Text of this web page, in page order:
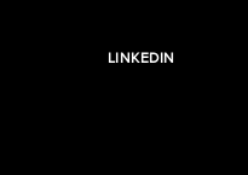
LINKEDIN